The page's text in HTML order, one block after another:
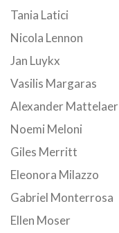
Tania Latici
Nicola Lennon
Jan Luykx
Vasilis Margaras
Alexander Mattelaer
Noemi Meloni
Giles Merritt
Eleonora Milazzo
Gabriel Monterrosa
Ellen Moser